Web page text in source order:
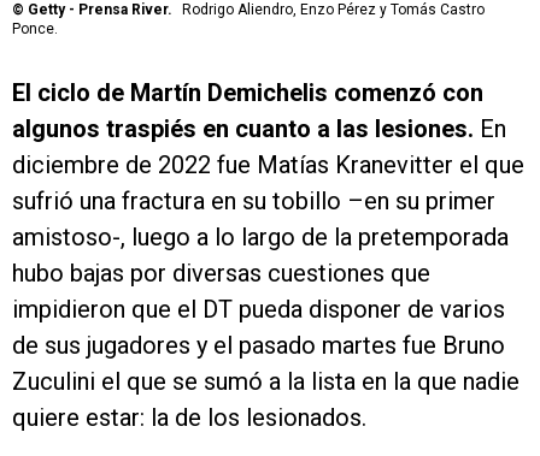
© Getty - Prensa River.
Rodrigo Aliendro, Enzo Pérez y Tomás Castro
Ponce.
El ciclo de Martín Demichelis comenzó con
algunos traspiés en cuanto a las lesiones. En
diciembre de 2022 fue Matías Kranevitter el que
sufrió una fractura en su tobillo –en su primer
amistoso-, luego a lo largo de la pretemporada
hubo bajas por diversas cuestiones que
impidieron que el DT pueda disponer de varios
de sus jugadores y el pasado martes fue Bruno
Zuculini el que se sumó a la lista en la que nadie
quiere estar: la de los lesionados.